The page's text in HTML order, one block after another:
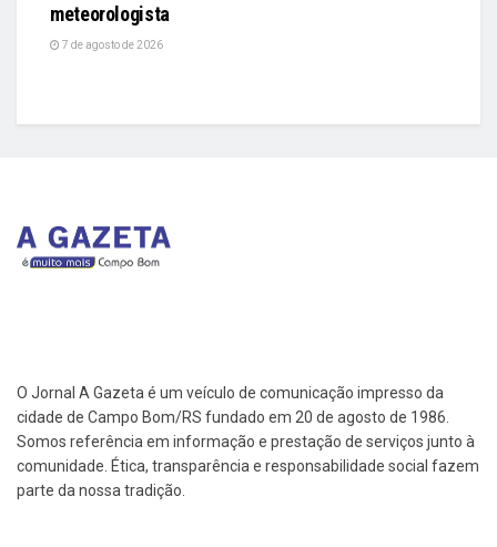
meteorologista
7 de agosto de 2026
O Jornal A Gazeta é um veículo de comunicação impresso da
cidade de Campo Bom/RS fundado em 20 de agosto de 1986.
Somos referência em informação e prestação de serviços junto à
comunidade. Ética, transparência e responsabilidade social fazem
parte da nossa tradição.